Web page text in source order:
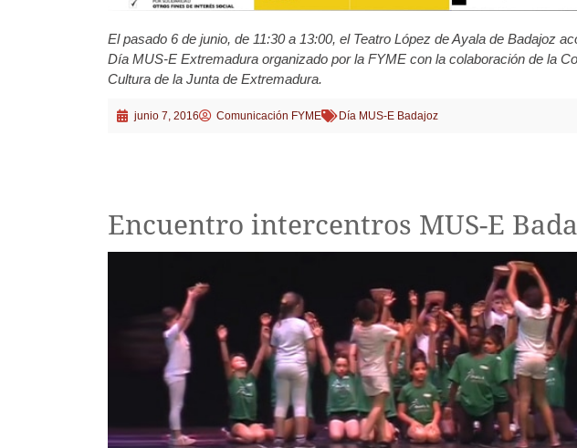
El pasado 6 de junio, de 11:30 a 13:00, el Teatro López de Ayala de Badajoz
Día MUS-E Extremadura organizado por la FYME con la colaboración de la
Cultura de la Junta de Extremadura.
junio 7, 2016 Comunicación FYME Día MUS-E Badajoz
Encuentro intercentros MUS-E